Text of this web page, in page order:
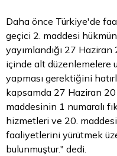
Daha önce Türkiye'de
geçici 2. maddesi
yayımlandığı 27
içinde alt düzenlemelere
yapması gerektiğini
kapsamda 27 Haziran
maddesinin 1 numaralı
hizmetleri ve 20.
faaliyetlerini yürütmek
bulunmuştur." dedi.